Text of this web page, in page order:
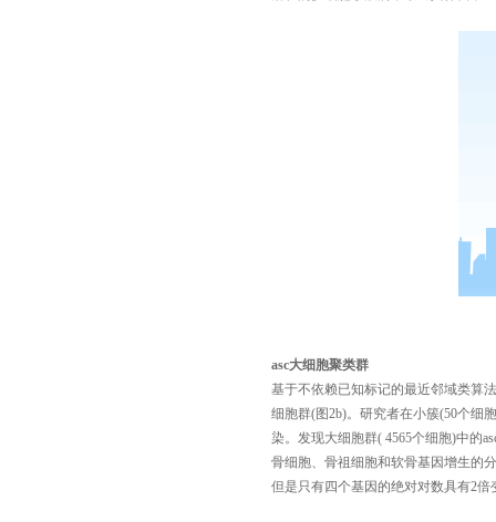
asc大细胞聚类群
基于不依赖已知标记的最近邻域类算
细胞群(图2b)。研究者在小簇(50个细胞
染。发现大细胞群( 4565个细胞)中的
骨细胞、骨祖细胞和软骨基因增生的
但是只有四个基因的绝对对数具有2倍